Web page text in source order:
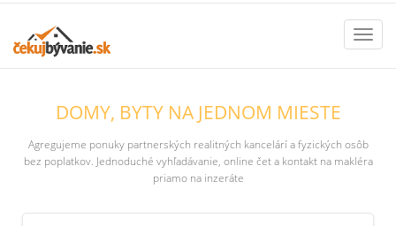
DOMY, BYTY NA JEDNOM MIESTE
Agregujeme ponuky partnerských realitných kancelárí a fyzických osôb
bez poplatkov. Jednoduché vyhľadávanie, online čet a kontakt na makléra
priamo na inzeráte